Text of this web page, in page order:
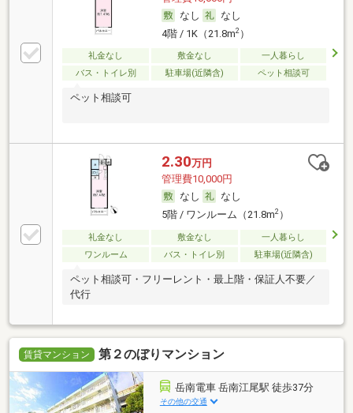
なし
なし
4階 / 1K（21.8m2）
礼金なし 敷金なし
一人暮らし
バス・トイレ別
駐車場(近隣含) ペット相談可
ペット相談可
2.30万円
管理費10,000円
なし
なし
5階 / ワンルーム（21.8m2）
礼金なし 敷金なし
一人暮らし
ワンルーム
バス・トイレ別 駐車場(近隣含)
ペット相談可・フリーレント・最上階・保証人不要／
代行
賃貸マンション 第２のぼりマンション
岳南電車 岳南江尾駅 徒歩37分
その他の交通